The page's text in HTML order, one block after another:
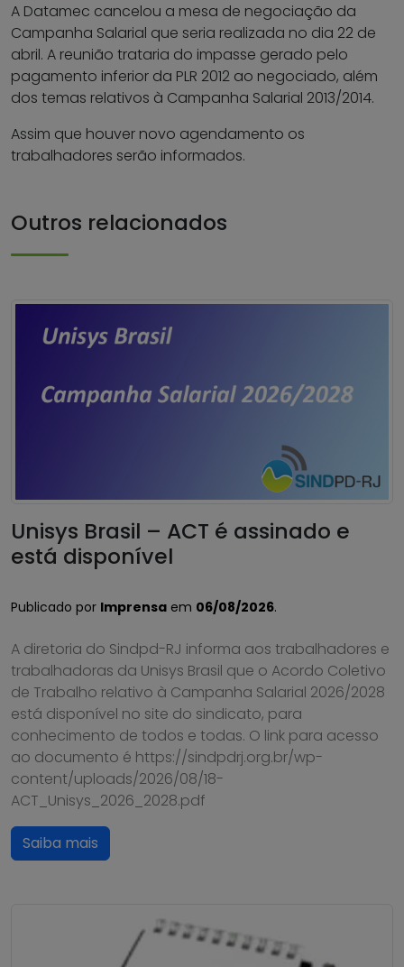
A Datamec cancelou a mesa de negociação da
Campanha Salarial que seria realizada no dia 22 de
abril. A reunião trataria do impasse gerado pelo
pagamento inferior da PLR 2012 ao negociado, além
dos temas relativos à Campanha Salarial 2013/2014.
Assim que houver novo agendamento os
trabalhadores serão informados.
Outros relacionados
Unisys Brasil – ACT é assinado e
está disponível
Publicado por Imprensa em 06/08/2026.
A diretoria do Sindpd-RJ informa aos trabalhadores e
trabalhadoras da Unisys Brasil que o Acordo Coletivo
de Trabalho relativo à Campanha Salarial 2026/2028
está disponível no site do sindicato, para
conhecimento de todos e todas. O link para acesso
ao documento é https://sindpdrj.org.br/wp-
content/uploads/2026/08/18-
ACT_Unisys_2026_2028.pdf
Saiba mais